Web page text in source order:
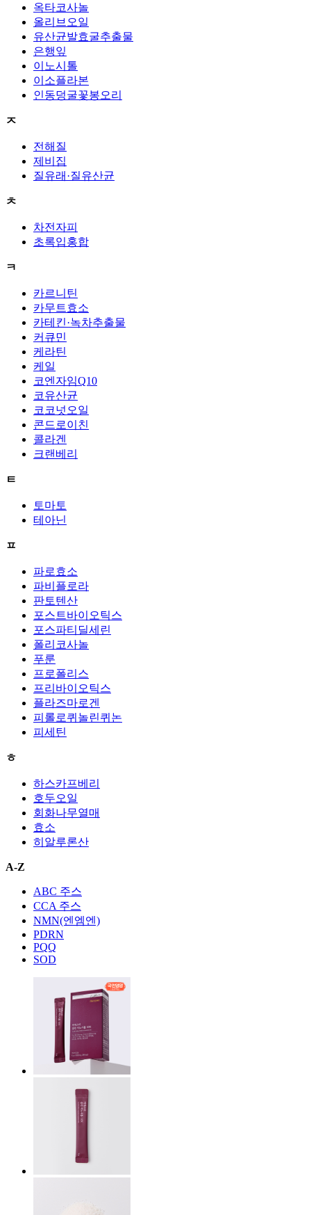
옥타코사놀
올리브오일
유산균발효굴추출물
은행잎
이노시톨
이소플라본
인동덩굴꽃봉오리
ㅈ
전해질
제비집
질유래·질유산균
ㅊ
차전자피
초록입홍합
ㅋ
카르니틴
카무트효소
카테킨·녹차추출물
커큐민
케라틴
케일
코엔자임Q10
코유산균
코코넛오일
콘드로이친
콜라겐
크랜베리
ㅌ
토마토
테아닌
ㅍ
파로효소
파비플로라
판토텐산
포스트바이오틱스
포스파티딜세린
폴리코사놀
푸룬
프로폴리스
프리바이오틱스
플라즈마로겐
피롤로퀴놀린퀴논
피세틴
ㅎ
하스카프베리
호두오일
회화나무열매
효소
히알루론산
A-Z
ABC 주스
CCA 주스
NMN(엔엠엔)
PDRN
PQQ
SOD